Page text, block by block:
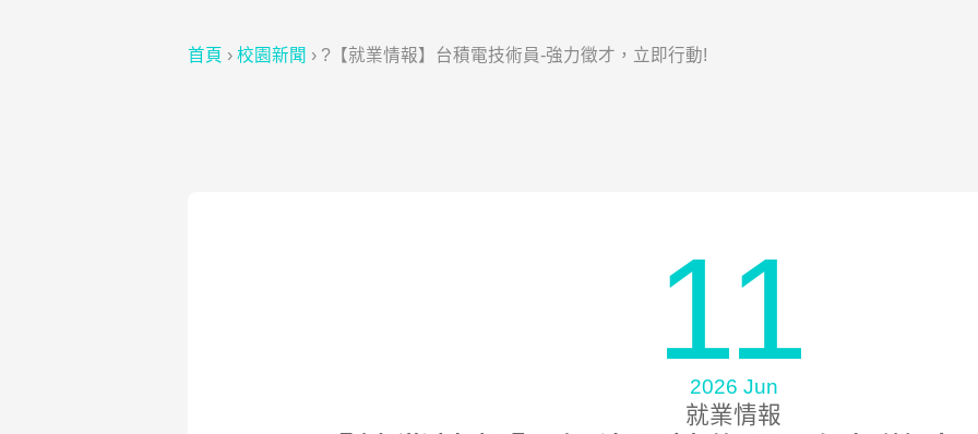
首頁 › 校園新聞 › ?【就業情報】台積電技術員-強力徵才，立即行動!
11
2026 Jun
就業情報